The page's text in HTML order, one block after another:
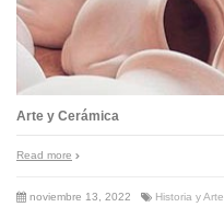
Arte y Cerámica
Read more
noviembre 13, 2022 Historia y Arte